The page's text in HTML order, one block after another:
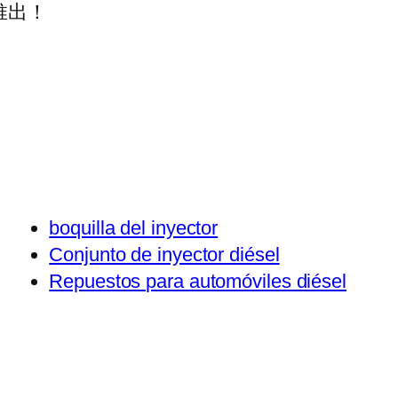
！
boquilla del inyector
Conjunto de inyector diésel
Repuestos para automóviles diésel